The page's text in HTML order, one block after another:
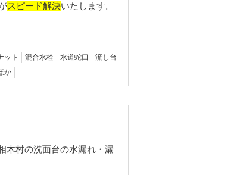
スピード解決いたします。
ット 混合水栓 水道蛇口
流し台
か